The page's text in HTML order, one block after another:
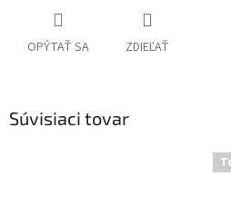
OPÝTAŤ SA ZDIEĽAŤ
Súvisiaci tovar